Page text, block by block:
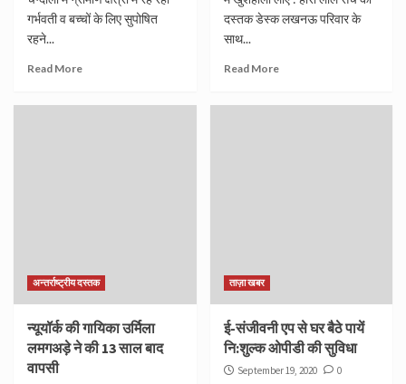
गर्भवती व बच्चों के लिए सुपोषित
रहने...
Read More
दस्तक डेस्क लखनऊ परिवार के
साथ...
Read More
अन्तर्राष्ट्रीय दस्तक
न्यूयॉर्क की गायिका उर्मिला
लमगअड़े ने की 13 साल बाद
वापसी
ताज़ा खबर
ई-संजीवनी एप से घर बैठे पायें
नि:शुल्क ओपीडी की सुविधा
September 19, 2020 0